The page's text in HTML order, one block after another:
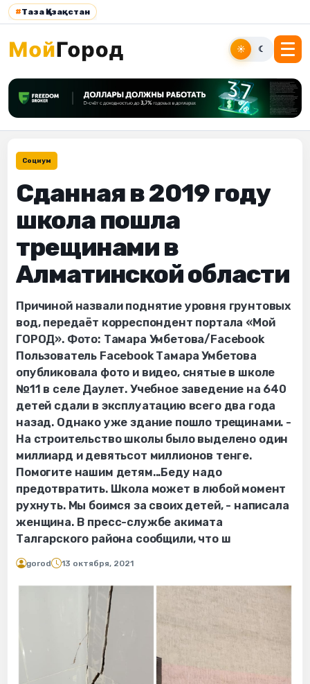
#Таза Қазақстан
☀ ☾
Социум
Сданная в 2019 году
школа пошла
трещинами в
Алматинской области
Причиной назвали поднятие уровня грунтовых
вод, передаёт корреспондент портала «Мой
ГОРОД». Фото: Тамара Умбетова/Facebook
Пользователь Facebook Тамара Умбетова
опубликовала фото и видео, снятые в школе
№11 в селе Даулет. Учебное заведение на 640
детей сдали в эксплуатацию всего два года
назад. Однако уже здание пошло трещинами. -
На строительство школы было выделено один
миллиард и девятьсот миллионов тенге.
Помогите нашим детям...Беду надо
предотвратить. Школа может в любой момент
рухнуть. Мы боимся за своих детей, - написала
женщина. В пресс-службе акимата
Талгарского района сообщили, что ш
gorod 13 октября, 2021